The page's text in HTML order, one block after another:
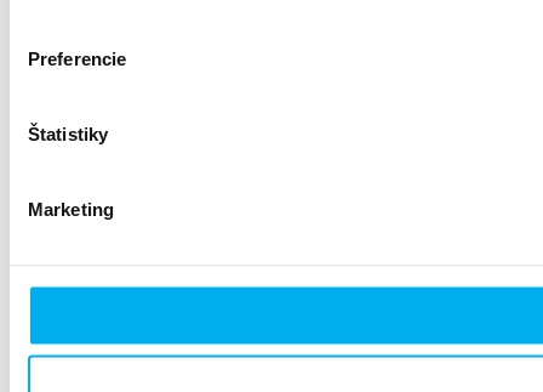
Preferencie
Štatistiky
Marketing